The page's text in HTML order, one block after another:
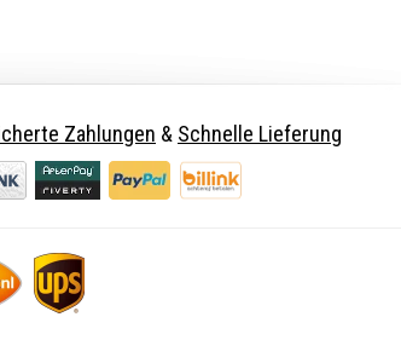
Zahlungen & Schnelle Lieferung